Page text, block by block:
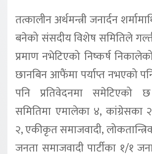
तत्कालीन अर्थमन्त्री जनार्दन
बनेको संसदीय विशेष समितिले
प्रमाण नभेटिएको निष्कर्ष
छानबिन आफैंमा पर्याप्त नभएको
पनि प्रतिवेदनमा समेटिएको
समितिमा एमालेका ४, कांग्रेसका
२, एकीकृत समाजवादी,
जनता समाजवादी पार्टीका १/१